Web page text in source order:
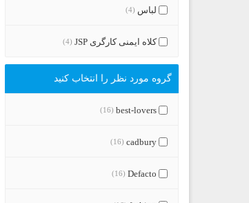
لباس (4)
کلاه ایمنی کارگری JSP (4)
گروه مورد نظر را انتخاب کنید
best-lovers
(16)
cadbury
(16)
Defacto
(16)